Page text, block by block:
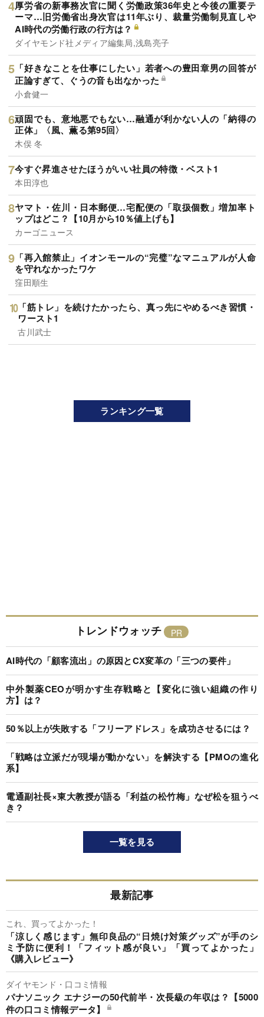
厚労省の新事務次官に聞く労働政策36年史と今後の重要テ
ーマ…旧労働省出身次官は11年ぶり、裁量労働制見直しや
AI時代の労働行政の行方は？
ダイヤモンド社メディア編集局,浅島亮子
「好きなことを仕事にしたい」若者への豊田章男の回答が
正論すぎて、ぐうの音も出なかった
小倉健一
頑固でも、意地悪でもない…融通が利かない人の「納得の
正体」〈風、薫る第95回〉
木俣 冬
今すぐ昇進させたほうがいい社員の特徴・ベスト1
本田淳也
ヤマト・佐川・日本郵便…宅配便の「取扱個数」増加率ト
ップはどこ？【10月から10％値上げも】
カーゴニュース
「再入館禁止」イオンモールの“完璧”なマニュアルが人命
を守れなかったワケ
窪田順生
「筋トレ」を続けたかったら、真っ先にやめるべき習慣・
ワースト1
古川武士
ランキング一覧
トレンドウォッチ
AI時代の「顧客流出」の原因とCX変革の「三つの要件」
中外製薬CEOが明かす生存戦略と【変化に強い組織の作り
方】は？
50％以上が失敗する「フリーアドレス」を成功させるには？
「戦略は立派だが現場が動かない」を解決する【PMOの進化
系】
電通副社長×東大教授が語る「利益の松竹梅」なぜ松を狙うべ
き？
一覧を見る
最新記事
これ、買ってよかった！
「涼しく感じます」無印良品の“日焼け対策グッズ”が手のシ
ミ予防に便利！「フィット感が良い」「買ってよかった」
《購入レビュー》
ダイヤモンド・口コミ情報
パナソニック エナジーの50代前半・次長級の年収は？【5000
件の口コミ情報データ】